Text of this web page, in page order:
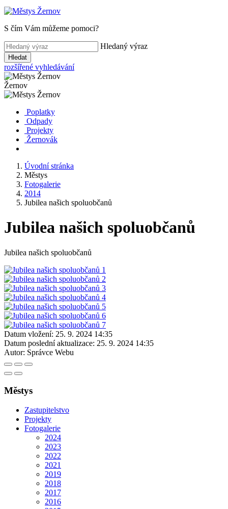
S čím Vám můžeme pomoci?
Hledaný výraz
Hledat
rozšířené vyhledávání
Žernov
Poplatky
Odpady
Projekty
Žernovák
Úvodní stránka
Městys
Fotogalerie
2014
Jubilea našich spoluobčanů
Jubilea našich spoluobčanů
Jubilea našich spoluobčanů
Datum vložení: 25. 9. 2024 14:35
Datum poslední aktualizace: 25. 9. 2024 14:35
Autor: Správce Webu
Městys
Zastupitelstvo
Projekty
Fotogalerie
2024
2023
2022
2021
2019
2018
2017
2016